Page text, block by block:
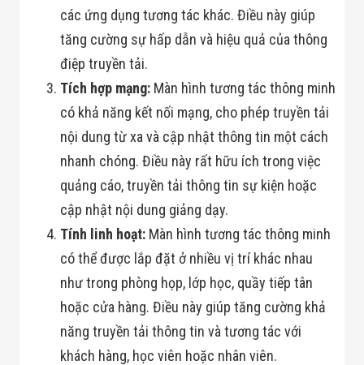
Máy Kiểm Tra
Vết Nứt Sản
Phẩm
Bo Mạch Điện
Tử
Súng Bắn
Flycam
Robot Tự Hành
Robot AI
THIẾT BỊ KIỂM
SOÁT RA VÀO
Máy Soi Hành
Lý (X-Ray)
Cổng Phân Làn
Tự Động
Nhận Diện
Khuôn Mặt
Hệ Thống Điện
Nhẹ
các ứng dụng tương tác khác. Điều này giúp
tăng cường sự hấp dẫn và hiệu quả của thông
điệp truyền tải.
Tích hợp mạng: Màn hình tương tác thông minh
có khả năng kết nối mạng, cho phép truyền tải
nội dung từ xa và cập nhật thông tin một cách
nhanh chóng. Điều này rất hữu ích trong việc
quảng cáo, truyền tải thông tin sự kiện hoặc
cập nhật nội dung giảng dạy.
Tính linh hoạt: Màn hình tương tác thông minh
có thể được lắp đặt ở nhiều vị trí khác nhau
như trong phòng họp, lớp học, quầy tiếp tân
hoặc cửa hàng. Điều này giúp tăng cường khả
năng truyền tải thông tin và tương tác với
khách hàng, học viên hoặc nhân viên.